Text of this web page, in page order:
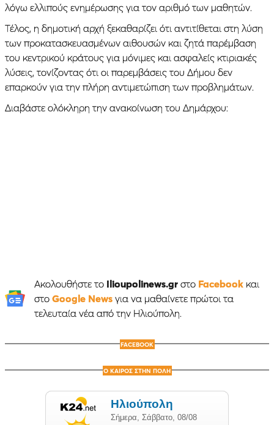
λόγω ελλιπούς ενημέρωσης για τον αριθμό των μαθητών.
Τέλος, η δημοτική αρχή ξεκαθαρίζει ότι αντιτίθεται στη λύση
των προκατασκευασμένων αιθουσών και ζητά παρέμβαση
του κεντρικού κράτους για μόνιμες και ασφαλείς κτιριακές
λύσεις, τονίζοντας ότι οι παρεμβάσεις του Δήμου δεν
επαρκούν για την πλήρη αντιμετώπιση των προβλημάτων.
Διαβάστε ολόκληρη την ανακοίνωση του Δημάρχου:
Ακολουθήστε το Ilioupolinews.grστο Facebookκαι
στο Google Newsγια να μαθαίνετε πρώτοι τα
τελευταία νέα από την Ηλιούπολη.
FACEBOOK
Ο ΚΑΙΡΟΣ ΣΤΗΝ ΠΟΛΗ